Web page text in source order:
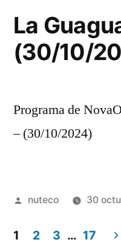
La
(30/10/
Programa de
– (30/10/2024)
Publicada
nuteco 30
1 2 3 … 17